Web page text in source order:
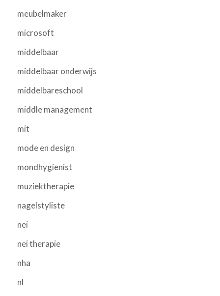
meubelmaker
microsoft
middelbaar
middelbaar onderwijs
middelbareschool
middle management
mit
mode en design
mondhygienist
muziektherapie
nagelstyliste
nei
nei therapie
nha
nl